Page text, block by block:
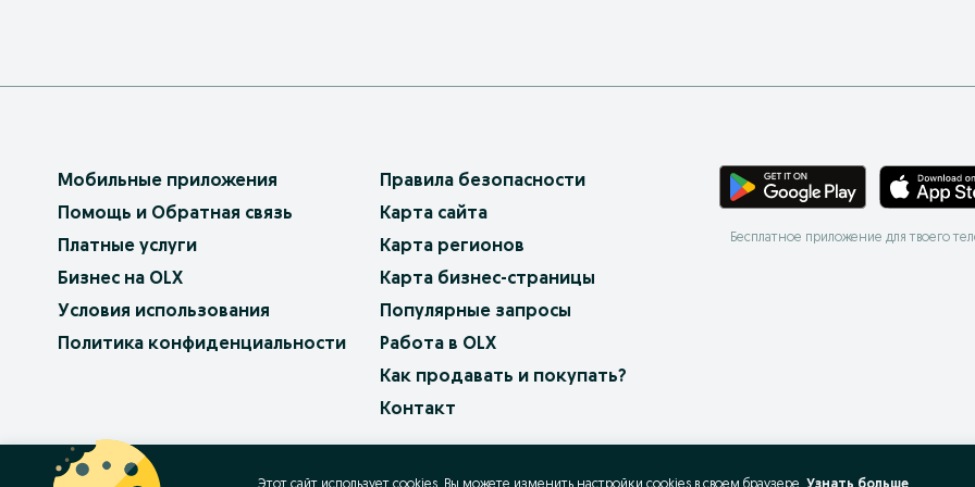
Мобильные приложения
Помощь и Обратная связь
Платные услуги
Бизнес на OLX
Условия использования
Политика конфиденциальности
Правила безопасности
Карта сайта
Карта регионов
Карта бизнес-страницы
Популярные запросы
Работа в OLX
Как продавать и покупать?
Контакт
Бесплатное приложение для твоего
OLX.bg